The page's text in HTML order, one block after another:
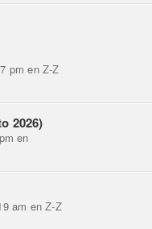
pm enZ-Z
2026)
en
am enZ-Z